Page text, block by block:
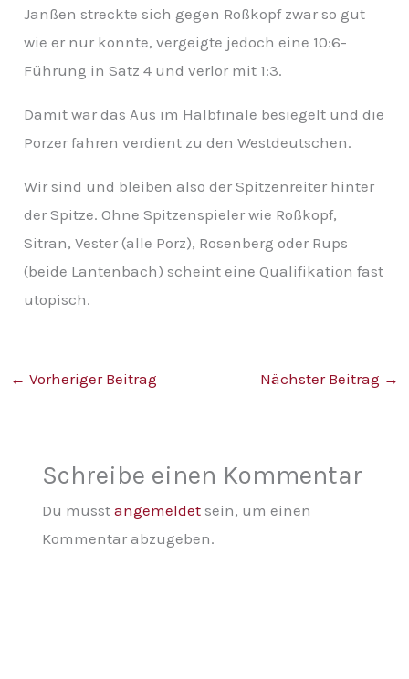
Janßen streckte sich gegen Roßkopf zwar so gut
wie er nur konnte, vergeigte jedoch eine 10:6-
Führung in Satz 4 und verlor mit 1:3.
Damit war das Aus im Halbfinale besiegelt und die
Porzer fahren verdient zu den Westdeutschen.
Wir sind und bleiben also der Spitzenreiter hinter
der Spitze. Ohne Spitzenspieler wie Roßkopf,
Sitran, Vester (alle Porz), Rosenberg oder Rups
(beide Lantenbach) scheint eine Qualifikation fast
utopisch.
← Vorheriger Beitrag Nächster Beitrag →
Schreibe einen Kommentar
Du musst angemeldetsein, um einen
Kommentar abzugeben.